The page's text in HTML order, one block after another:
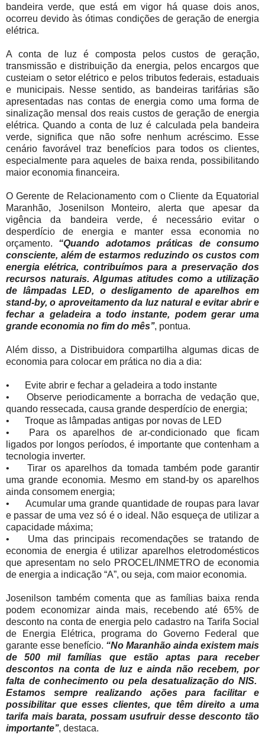
bandeira verde, que está em vigor há quase dois anos,
ocorreu devido às ótimas condições de geração de energia
elétrica.
A conta de luz é composta pelos custos de geração,
transmissão e distribuição da energia, pelos encargos que
custeiam o setor elétrico e pelos tributos federais, estaduais
e municipais. Nesse sentido, as bandeiras tarifárias são
apresentadas nas contas de energia como uma forma de
sinalização mensal dos reais custos de geração de energia
elétrica. Quando a conta de luz é calculada pela bandeira
verde, significa que não sofre nenhum acréscimo. Esse
cenário favorável traz benefícios para todos os clientes,
especialmente para aqueles de baixa renda, possibilitando
maior economia financeira.
O Gerente de Relacionamento com o Cliente da Equatorial
Maranhão, Josenilson Monteiro, alerta que apesar da
vigência da bandeira verde, é necessário evitar o
desperdício de energia e manter essa economia no
orçamento. “Quando adotamos práticas de consumo
consciente, além de estarmos reduzindo os custos com
energia elétrica, contribuímos para a preservação dos
recursos naturais. Algumas atitudes como a utilização
de lâmpadas LED, o desligamento de aparelhos em
stand-by, o aproveitamento da luz natural e evitar abrir e
fechar a geladeira a todo instante, podem gerar uma
grande economia no fim do mês’’, pontua.
Além disso, a Distribuidora compartilha algumas dicas de
economia para colocar em prática no dia a dia:
•
Evite abrir e fechar a geladeira a todo instante
•
Observe periodicamente a borracha de vedação que,
quando ressecada, causa grande desperdício de energia;
•
Troque as lâmpadas antigas por novas de LED
•
Para os aparelhos de ar-condicionado que ficam
ligados por longos períodos, é importante que contenham a
tecnologia inverter.
•
Tirar os aparelhos da tomada também pode garantir
uma grande economia. Mesmo em stand-by os aparelhos
ainda consomem energia;
•
Acumular uma grande quantidade de roupas para lavar
e passar de uma vez só é o ideal. Não esqueça de utilizar a
capacidade máxima;
•
Uma das principais recomendações se tratando de
economia de energia é utilizar aparelhos eletrodomésticos
que apresentam no selo PROCEL/INMETRO de economia
de energia a indicação “A”, ou seja, com maior economia.
Josenilson também comenta que as famílias baixa renda
podem economizar ainda mais, recebendo até 65% de
desconto na conta de energia pelo cadastro na Tarifa Social
de Energia Elétrica, programa do Governo Federal que
garante esse benefício. “No Maranhão ainda existem mais
de 500 mil famílias que estão aptas para receber
descontos na conta de luz e ainda não recebem, por
falta de conhecimento ou pela desatualização do NIS.
Estamos sempre realizando ações para facilitar e
possibilitar que esses clientes, que têm direito a uma
tarifa mais barata, possam usufruir desse desconto tão
importante’’, destaca.